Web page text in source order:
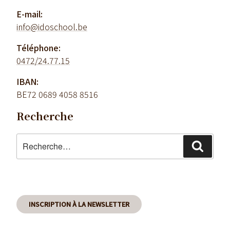
E-mail:
info@idoschool.be
Téléphone:
0472/24.77.15
IBAN:
BE72 0689 4058 8516
Recherche
pour
INSCRIPTION À LA NEWSLETTER